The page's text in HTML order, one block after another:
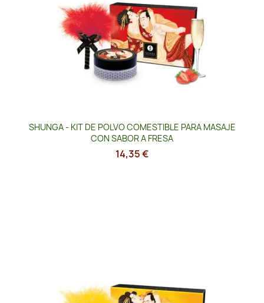
SHUNGA - KIT DE POLVO COMESTIBLE PARA MASAJE
CON SABOR A FRESA
14,35 €